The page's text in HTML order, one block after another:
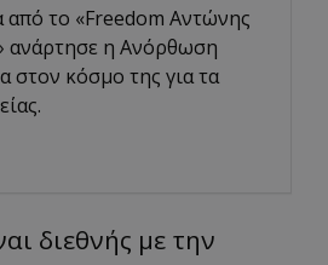
από το «Freedom Αντώνης
ανάρτησε η Ανόρθωση
στον κόσμο της για τα
διεθνής με την